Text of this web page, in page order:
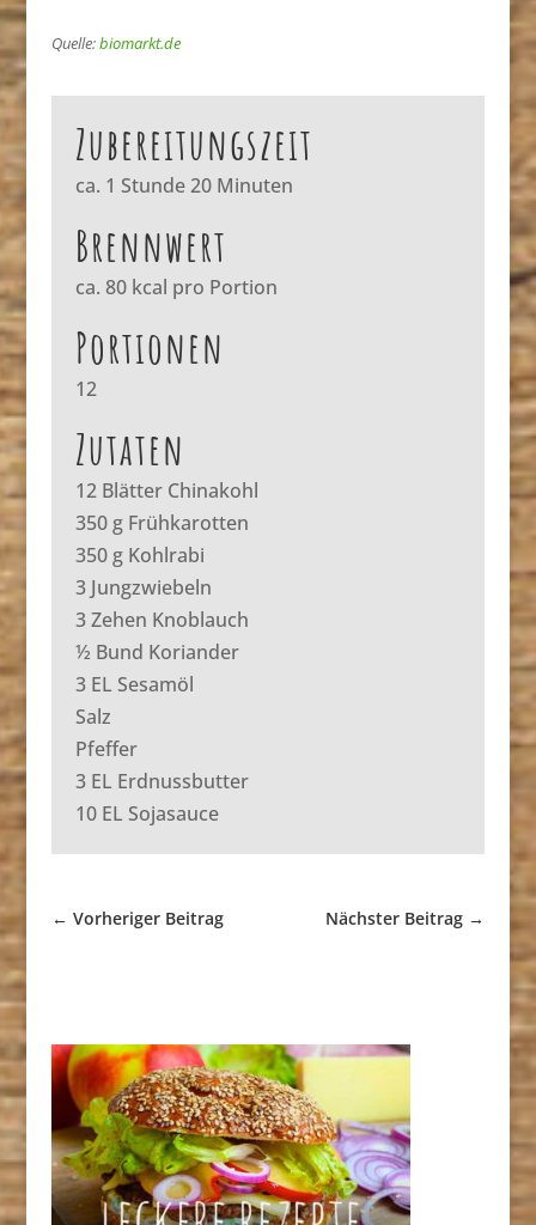
Quelle:biomarkt.de
Zubereitungszeit
ca. 1 Stunde 20 Minuten
Brennwert
ca. 80 kcal pro Portion
Portionen
12
Zutaten
12 Blätter Chinakohl
350 g Frühkarotten
350 g Kohlrabi
3 Jungzwiebeln
3 Zehen Knoblauch
½ Bund Koriander
3 EL Sesamöl
Salz
Pfeffer
3 EL Erdnussbutter
10 EL Sojasauce
← Vorheriger Beitrag Nächster Beitrag →